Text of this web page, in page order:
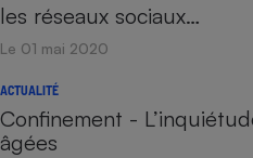
les réseaux sociaux…
Le 01 mai 2020
ACTUALITÉ
Confinement -
âgées